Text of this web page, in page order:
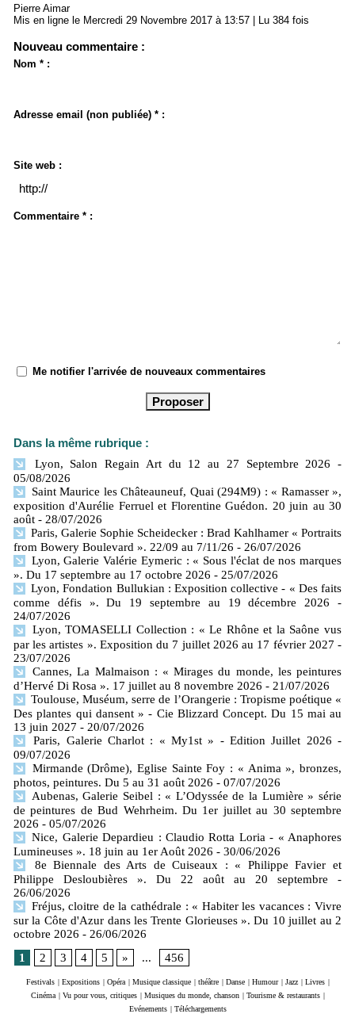
Pierre Aimar
Mis en ligne le Mercredi 29 Novembre 2017 à 13:57 | Lu 384 fois
Nouveau commentaire :
Nom * :
Adresse email (non publiée) * :
Site web :
Commentaire * :
Me notifier l'arrivée de nouveaux commentaires
Dans la même rubrique :
Lyon, Salon Regain Art du 12 au 27 Septembre 2026
-
05/08/2026
Saint Maurice les Châteauneuf, Quai (294M9) : « Ramasser »,
exposition d'Aurélie Ferruel et Florentine Guédon. 20 juin au 30
août - 28/07/2026
Paris, Galerie Sophie Scheidecker : Brad Kahlhamer « Portraits
from Bowery Boulevard ». 22/09 au 7/11/26 - 26/07/2026
Lyon, Galerie Valérie Eymeric : « Sous l'éclat de nos marques
». Du 17 septembre au 17 octobre 2026 - 25/07/2026
Lyon, Fondation Bullukian : Exposition collective - « Des faits
comme défis ». Du 19 septembre au 19 décembre 2026
-
24/07/2026
Lyon, TOMASELLI Collection : « Le Rhône et la Saône vus
par les artistes ». Exposition du 7 juillet 2026 au 17 février 2027 -
23/07/2026
Cannes, La Malmaison : « Mirages du monde, les peintures
d’Hervé Di Rosa ». 17 juillet au 8 novembre 2026 - 21/07/2026
Toulouse, Muséum, serre de l’Orangerie : Tropisme poétique «
Des plantes qui dansent » - Cie Blizzard Concept. Du 15 mai au
13 juin 2027 - 20/07/2026
Paris, Galerie Charlot : « My1st » - Edition Juillet 2026 -
09/07/2026
Mirmande (Drôme), Eglise Sainte Foy : « Anima », bronzes,
photos, peintures. Du 5 au 31 août 2026 - 07/07/2026
Aubenas, Galerie Seibel : « L’Odyssée de la Lumière » série
de peintures de Bud Wehrheim. Du 1er juillet au 30 septembre
2026 - 05/07/2026
Nice, Galerie Depardieu : Claudio Rotta Loria - « Anaphores
Lumineuses ». 18 juin au 1er Août 2026 - 30/06/2026
8e Biennale des Arts de Cuiseaux : « Philippe Favier et
Philippe Desloubières ». Du 22 août au 20 septembre
-
26/06/2026
Fréjus, cloitre de la cathédrale : « Habiter les vacances : Vivre
sur la Côte d'Azur dans les Trente Glorieuses ». Du 10 juillet au 2
octobre 2026 - 26/06/2026
1
2 3 4 5 » ... 456
Festivals | Expositions | Opéra | Musique classique | théâtre | Danse | Humour | Jazz | Livres |
Cinéma | Vu pour vous, critiques | Musiques du monde, chanson | Tourisme & restaurants |
Evénements | Téléchargements